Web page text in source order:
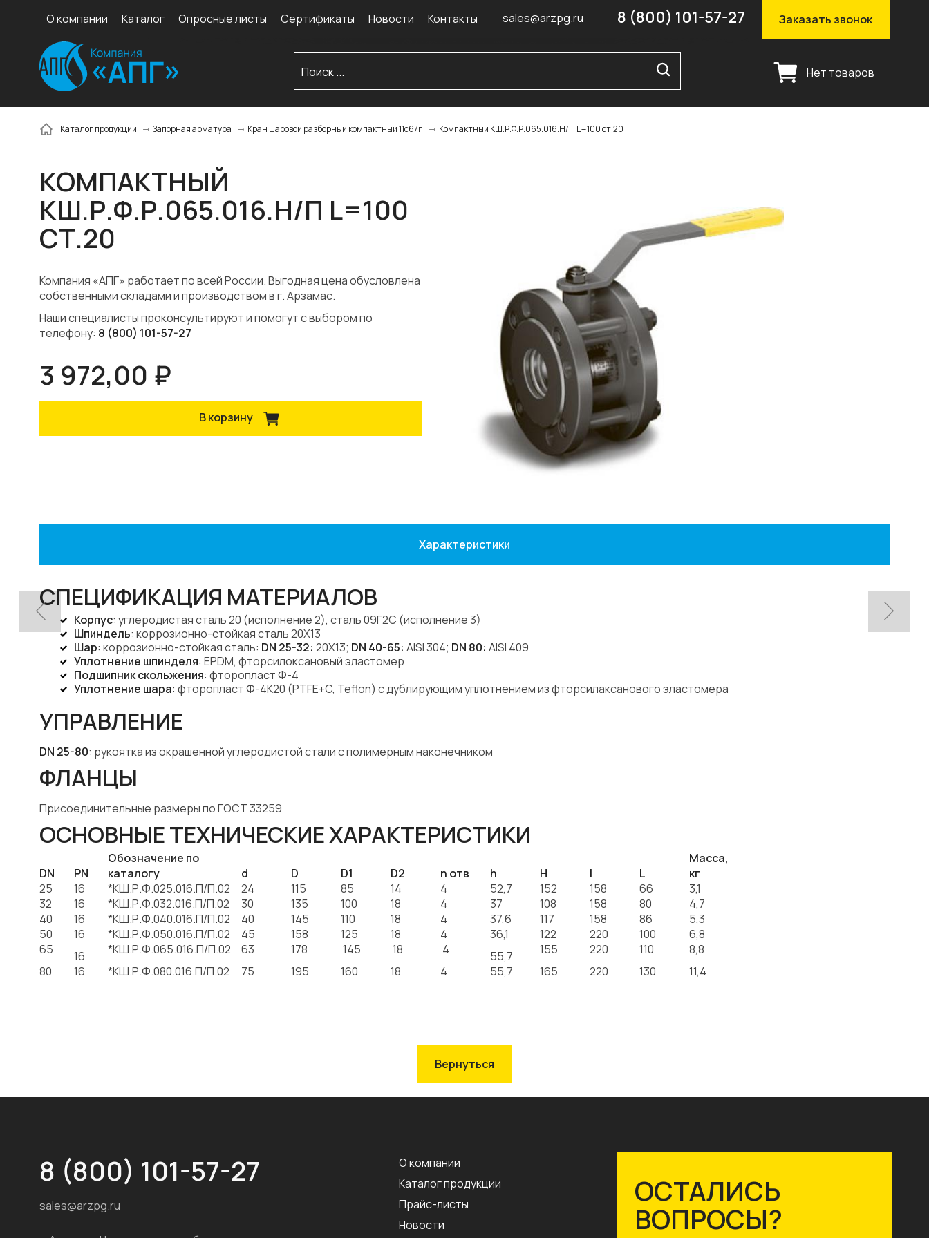
О компании Каталог Опросные листы Сертификаты Новости Контакты 8 (800) 101-57-27
sales@arzpg.ru Заказать звонок
Нет товаров
Каталог продукции Запорная арматура Кран шаровой разборный компактный 11с67п Компактный КШ.Р.Ф.Р.065.016.Н/П L=100 ст.20
КОМПАКТНЫЙ
КШ.Р.Ф.Р.065.016.Н/П L=100
СТ.20
Компания «АПГ» работает по всей России. Выгодная цена обусловлена
собственными складами и производством в г. Арзамас.
Наши специалисты проконсультируют и помогут с выбором по
телефону: 8 (800) 101-57-27
3 972,00 ₽
В корзину
Характеристики
СПЕЦИФИКАЦИЯ МАТЕРИАЛОВ
Корпус: углеродистая сталь 20 (исполнение 2), сталь 09Г2С (исполнение 3)
Шпиндель: коррозионно-стойкая сталь 20Х13
Шар: коррозионно-стойкая сталь: DN 25-32: 20X13; DN 40-65: AISI 304; DN 80: AISI 409
Уплотнение шпинделя: EPDM, фторсилоксановый эластомер
Подшипник скольжения: фторопласт Ф-4
Уплотнение шара: фторопласт Ф-4К20 (PTFE+C, Teflon) с дублирующим уплотнением из фторсилаксанового эластомера
УПРАВЛЕНИЕ
DN 25-80: рукоятка из окрашенной углеродистой стали с полимерным наконечником
ФЛАНЦЫ
Присоединительные размеры по ГОСТ 33259
ОСНОВНЫЕ ТЕХНИЧЕСКИЕ ХАРАКТЕРИСТИКИ
DN PN
Обозначение по
каталогу
d D D1 D2 n отв h H I L
Масса,
кг
25
16 *КШ.Р.Ф.025.016.П/П.02 24 115 85 14 4 52,7 152 158 66
3,1
32
16 *КШ.Р.Ф.032.016.П/П.02 30 135 100 18 4 37 108 158 80
4,7
40
16 *КШ.Р.Ф.040.016.П/П.02 40 145 110 18 4 37,6 117 158 86
5,3
50
16 *КШ.Р.Ф.050.016.П/П.02 45 158 125 18 4 36,1 122 220 100
6,8
65
16 *КШ.Р.Ф.065.016.П/П.02 63 178 145 18 4 55,7 155 220 110
8,8
80
16 *КШ.Р.Ф.080.016.П/П.02 75 195 160 18 4 55,7 165 220 130 11,4
Вернуться
8 (800) 101-57-27
sales@arzpg.ru
О компании
Каталог продукции
Прайс-листы
Новости
ОСТАЛИСЬ
ВОПРОСЫ?